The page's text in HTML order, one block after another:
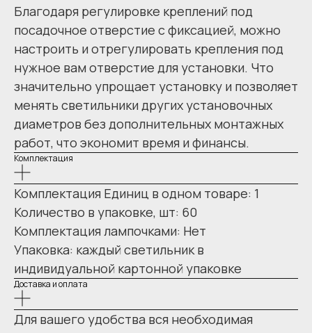
Благодаря регулировке креплений под
посадочное отверстие с фиксацией, можно
настроить и отрегулировать крепления под
нужное вам отверстие для установки. Что
значительно упрощает установку и позволяет
менять светильники других установочных
диаметров без дополнительных монтажных
работ, что экономит время и финансы.
Комплектация
Комплектация Единиц в одном товаре: 1
Количество в упаковке, шт: 60
Комплектация лампочками: Нет
Упаковка: каждый светильник в
индивидуальной картонной упаковке
Доставка и оплата
Для вашего удобства вся необходимая